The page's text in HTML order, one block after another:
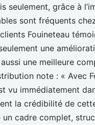
seulement, grâce à
sont fréquents
Fouineteau
une
une meilleure
note : « Avec
vu immédiatement
la crédibilité de
un cadre complet,